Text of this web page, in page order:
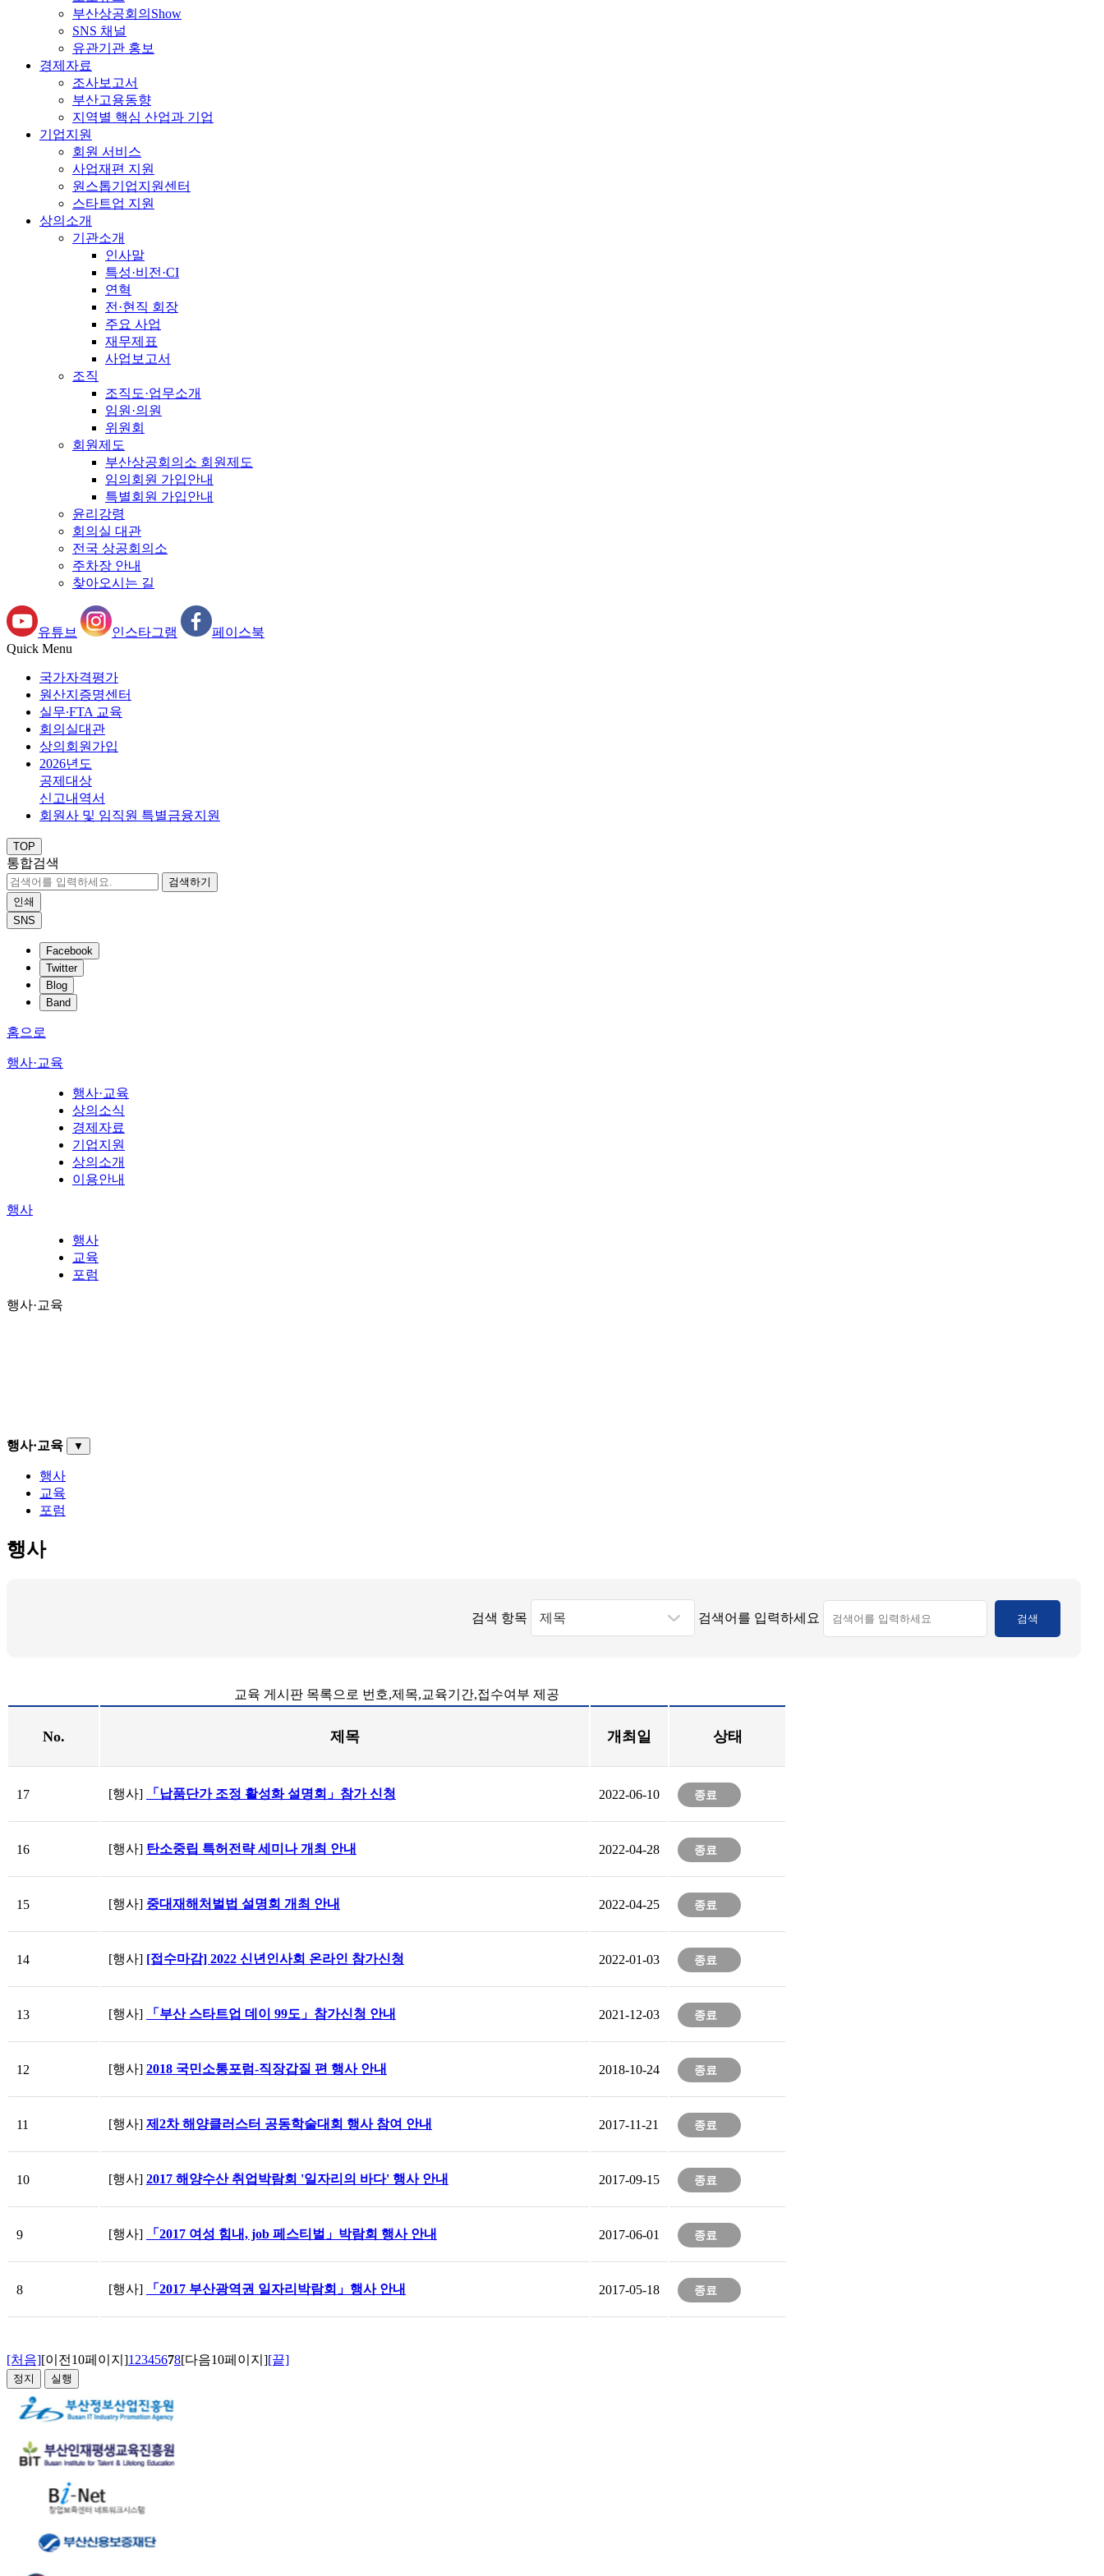
부산상공회의Show
SNS 채널
유관기관 홍보
경제자료
조사보고서
부산고용동향
지역별 핵심 산업과 기업
기업지원
회원 서비스
사업재편 지원
원스톱기업지원센터
스타트업 지원
상의소개
기관소개
인사말
특성·비전·CI
연혁
전·현직 회장
주요 사업
재무제표
사업보고서
조직
조직도·업무소개
임원·의원
위원회
회원제도
부산상공회의소 회원제도
임의회원 가입안내
특별회원 가입안내
윤리강령
회의실 대관
전국 상공회의소
주차장 안내
찾아오시는 길
유튜브 인스타그램
페이스북
Quick Menu
국가자격평가
원산지증명센터
실무∙FTA 교육
회의실대관
상의회원가입
2026년도
공제대상
신고내역서
회원사 및 임직원 특별금융지원
TOP
통합검색
검색하기
인쇄
SNS
Facebook
Twitter
Blog
Band
홈으로
행사·교육
행사·교육
상의소식
경제자료
기업지원
상의소개
이용안내
행사
행사
교육
포럼
행사·교육
행사·교육 ▼
행사
교육
포럼
행사
검색 항목 검색어를 입력하세요 검색
교육 게시판 목록으로 번호,제목,교육기간,접수여부 제공
No. 제목 개최일 상태
17 [행사] 「납품단가 조정 활성화 설명회」참가 신청 2022-06-10 종료
16 [행사] 탄소중립 특허전략 세미나 개최 안내 2022-04-28 종료
15 [행사] 중대재해처벌법 설명회 개최 안내 2022-04-25 종료
14 [행사] [접수마감] 2022 신년인사회 온라인 참가신청 2022-01-03 종료
13 [행사] 「부산 스타트업 데이 99도」참가신청 안내 2021-12-03 종료
12 [행사] 2018 국민소통포럼-직장갑질 편 행사 안내 2018-10-24 종료
11 [행사] 제2차 해양클러스터 공동학술대회 행사 참여 안내 2017-11-21 종료
10 [행사] 2017 해양수산 취업박람회 '일자리의 바다' 행사 안내 2017-09-15 종료
9 [행사] 「2017 여성 힘내, job 페스티벌」박람회 행사 안내 2017-06-01 종료
8 [행사] 「2017 부산광역권 일자리박람회」행사 안내 2017-05-18 종료
[처음] [이전10페이지]12345678[다음10페이지] [끝]
정지 실행